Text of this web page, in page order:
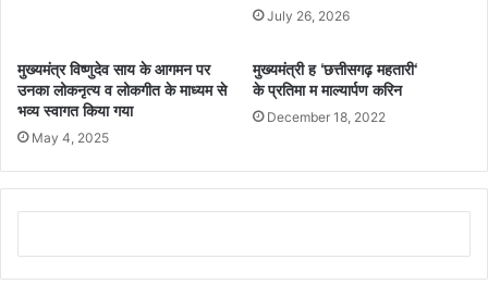
July 26, 2026
मुख्यमंत्र विष्णुदेव साय के आगमन पर
उनका लोकनृत्य व लोकगीत के माध्यम से
भव्य स्वागत किया गया
May 4, 2025
मुख्यमंत्री ह ‘छत्तीसगढ़ महतारी‘
के प्रतिमा म माल्यार्पण करिन
December 18, 2022